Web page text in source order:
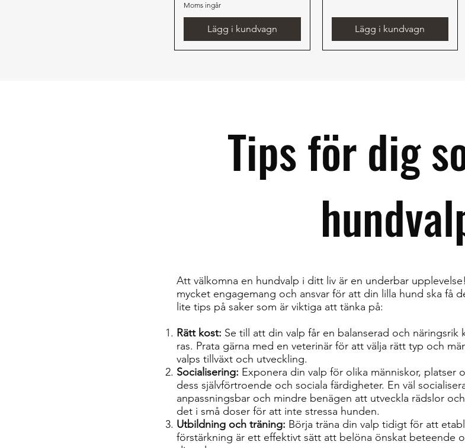
Moms ingår
Lägg i kundvagn Lägg i kundvagn
Tips för dig
Att välkomna en hundvalp i ditt liv är en underbar
mycket engagemang och ansvar för att din lilla hund ska få
lite tips på saker som är viktiga att tänka på:
Rätt kost: Se till att din valp får en balanserad och näringsrik
ras. Prata gärna med en veterinär för att välja rätt typ och
valps tillväxt och utveckling.
Socialisering: Exponera din valp för olika människor, platser
dess självförtroende och sociala färdigheter. En väl
anpassningsbar och mindre benägen att utveckla rädslor
det i små doser för att inte stressa hunden.
Utbildning och träning: Börja träna din valp tidigt för att
förstärkning är ett effektivt sätt att belöna önskat beteende